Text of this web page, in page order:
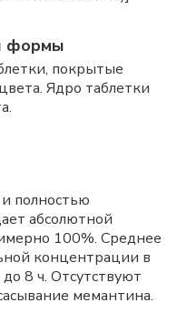
формы
покрытые
Ядро таблетки
полностью
абсолютной
100%. Среднее
концентрации в
8 ч. Отсутствуют
мемантина.